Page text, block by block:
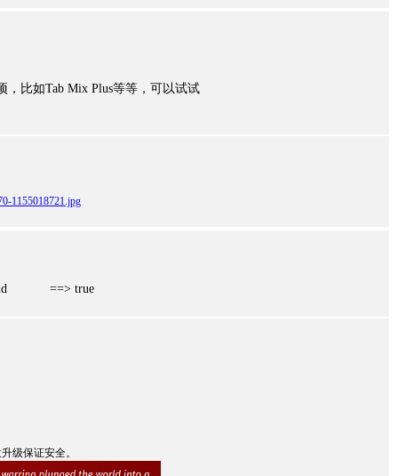
，比如Tab Mix Plus等等，可以试试
1155018721.jpg
==> true
级保证安全。